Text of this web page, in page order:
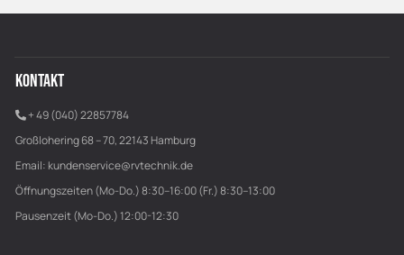
KONTAKT
+ 49 (040) 22857784
Großlohering 68 – 70, 22143 Hamburg
Email: kundenservice@rvtechnik.de
Öffnungszeiten (Mo-Do.) 8:30–16:00 (Fr.) 8:30–13:00
Pausenzeit (Mo-Do.) 12:00-12:30